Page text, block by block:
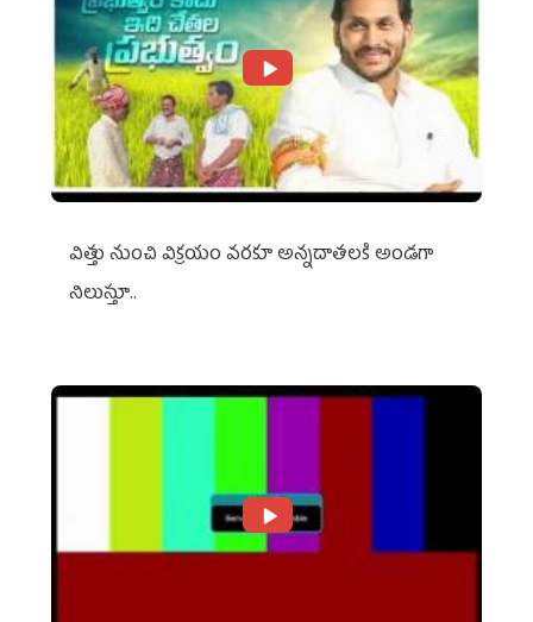
విత్తు నుంచి విక్రయం వరకూ అన్నదాతలకి అండగా
నిలుస్తూ..